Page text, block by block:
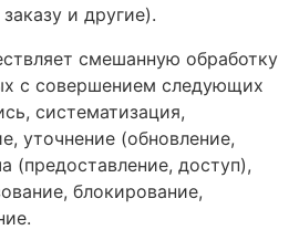
и другие).
смешанную обработку
с совершением следующих
систематизация,
уточнение (обновление,
(предоставление, доступ),
блокирование,